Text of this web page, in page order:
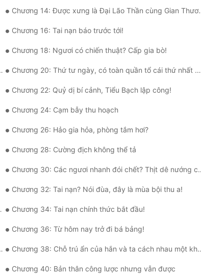
Chương 14: Được xưng là Đại Lão Thần cùng Gian Thương Nam Nhân
Chương 16: Tai nạn báo trước tới!
Chương 18: Ngươi có chiến thuật? Cấp gia bò!
Chương 20: Thứ tư ngày, có toàn quần tổ cái thứ nhất điều hòa không khí
Chương 22: Quỷ dị bí cảnh, Tiểu Bạch lập công!
Chương 24: Cạm bẫy thu hoạch
Chương 26: Hảo gia hỏa, phòng tắm hơi?
Chương 28: Cường địch không thể tả
Chương 30: Các ngươi nhanh đói chết? Thịt dê nướng chính là chân ái!
Chương 32: Tai nạn? Nói đùa, đây là mùa bội thu a!
Chương 34: Tai nạn chính thức bắt đầu!
Chương 36: Từ hôm nay trở đi bá bảng!
Chương 38: Chỗ trú ẩn của hắn và ta cách nhau một khoảng trời sao
Chương 40: Bản thân công lược nhưng vẫn được